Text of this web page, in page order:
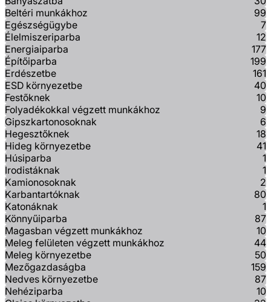
Beltéri munkákhoz
99
Egészségügybe
7
Élelmiszeriparba
12
Energiaiparba
177
Építőiparba
199
Erdészetbe
161
ESD környezetbe
40
Festőknek
10
Folyadékokkal végzett munkákhoz
9
Gipszkartonosoknak
6
Hegesztőknek
18
Hideg környezetbe
41
Húsiparba
1
Irodistáknak
1
Kamionosoknak
2
Karbantartóknak
80
Katonáknak
1
Könnyűiparba
87
Magasban végzett munkákhoz
10
Meleg felületen végzett munkákhoz
44
Meleg környezetbe
50
Mezőgazdaságba
159
Nedves környezetbe
87
Nehéziparba
10